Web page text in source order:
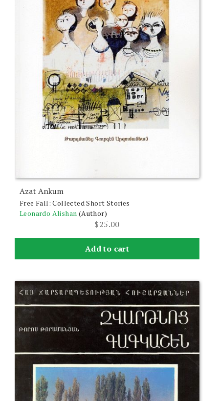
Azat Ankum
Free Fall: Collected Short Stories
Leonardo Alishan (Author)
$25.00
Add to cart